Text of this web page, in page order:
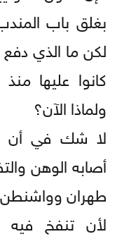
بغلق باب
لكن ما الذي دفع
ولماذا الآن؟
لا شك في أن
أصابه الوهن
طهران
لأن تنفخ فيه